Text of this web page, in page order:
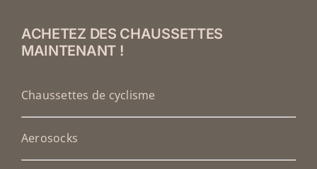
ACHETEZ DES CHAUSSETTES
MAINTENANT !
Chaussettes de cyclisme
Aerosocks